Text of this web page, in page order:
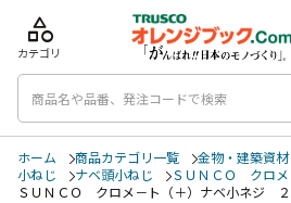
category
カテゴリ
ホーム 商品カテゴリ一覧 金物・建築資材
小ねじ
ナベ頭小ねじ
ＳＵＮＣＯ クロメ
ＳＵＮＣＯ クロメ－ト（＋）ナベ小ネジ